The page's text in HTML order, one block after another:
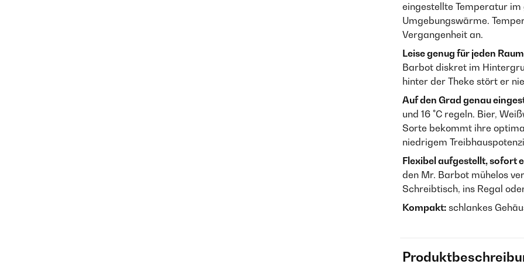
eingestellte Temperatur
Umgebungswärme.
Vergangenheit an.
Leise genug für jeden
Barbot diskret im
hinter der Theke stört er
Auf den Grad genau
und 16 °C regeln. Bier,
Sorte bekommt ihre
niedrigem
Flexibel aufgestellt, sofort
den Mr. Barbot mühelos
Schreibtisch, ins Regal
Kompakt: schlankes